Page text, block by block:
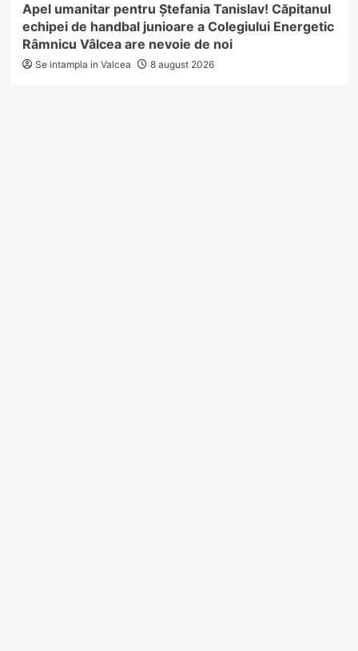
Apel umanitar pentru Ștefania Tanislav! Căpitanul
echipei de handbal junioare a Colegiului Energetic
Râmnicu Vâlcea are nevoie de noi
Se intampla in Valcea 8 august 2026